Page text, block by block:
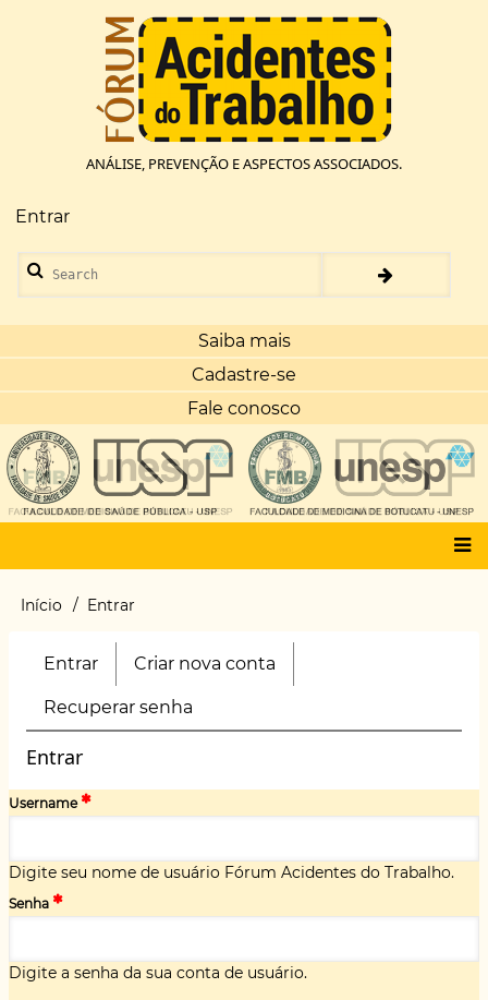
ANÁLISE, PREVENÇÃO E ASPECTOS ASSOCIADOS.
Menu
de
conta
de
usuário
Entrar
Search
Saiba mais
Cadastre-se
Fale conosco
Main
Trilha
navegação
Início Entrar
Primary
Entrar (aba
ativa)
Criar nova conta
Recuperar senha
Entrar
Username
Digite seu nome de usuário Fórum Acidentes do Trabalho.
Senha
Digite a senha da sua conta de usuário.